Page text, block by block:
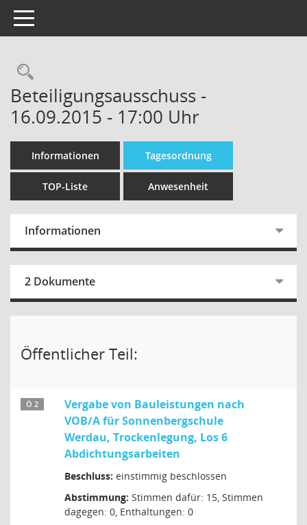
Toggle navigation
Beteiligungsausschuss -
16.09.2015 - 17:00 Uhr
Informationen Tagesordnung
TOP-Liste Anwesenheit
Informationen
2 Dokumente
Öffentlicher Teil:
Ö 2
Vergabe von Bauleistungen nach
VOB/A für Sonnenbergschule
Werdau, Trockenlegung, Los 6
Abdichtungsarbeiten
Beschluss: einstimmig beschlossen
Abstimmung: Stimmen dafür: 15, Stimmen
dagegen: 0, Enthaltungen: 0